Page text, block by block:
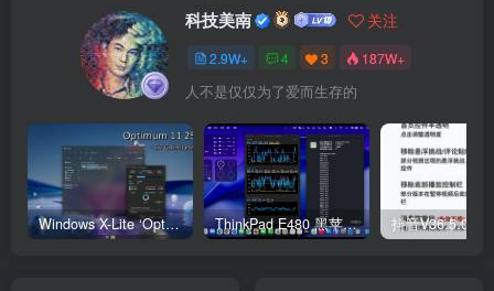
科技美南 关注
2.9W+ 4 3 187W+
人不是仅仅为了爱而生存的
Windows X-Lite ‘Optimum 11’ 25H2 Pro v2 ThinkPad E480 黑苹果完美Tahoe的EFI分享（2026.03.01更新） 抖音V36.5.0 内